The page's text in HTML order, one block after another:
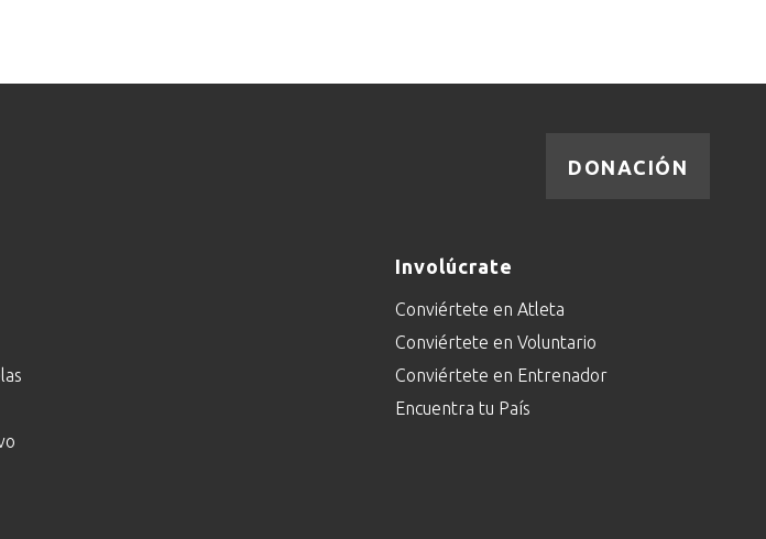
DONACIÓN
Involúcrate
Conviértete en Atleta
Conviértete en Voluntario
Conviértete en Entrenador
Encuentra tu País